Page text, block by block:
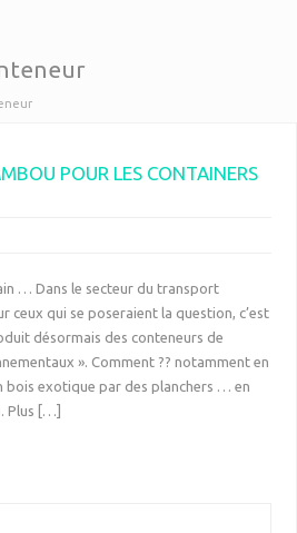
POUR LES CONTAINERS
… Dans le secteur du transport
ceux qui se poseraient la question, c’est
désormais des conteneurs de
». Comment ?? notamment en
bois exotique par des planchers … en
Plus […]